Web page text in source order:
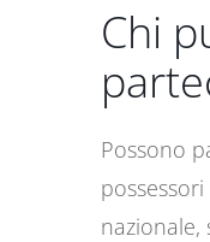
Chi
Possono
nazionale,